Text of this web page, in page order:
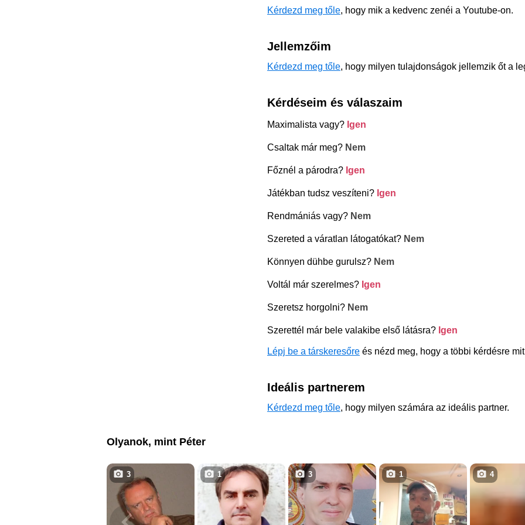
Kérdezd meg tőle, hogy mik a kedvenc zenéi a Youtube-on.
Jellemzőim
Kérdezd meg tőle, hogy milyen tulajdonságok jellemzik őt a
Kérdéseim és válaszaim
Maximalista vagy? Igen
Csaltak már meg? Nem
Főznél a párodra? Igen
Játékban tudsz veszíteni? Igen
Rendmániás vagy? Nem
Szereted a váratlan látogatókat? Nem
Könnyen dühbe gurulsz? Nem
Voltál már szerelmes? Igen
Szeretsz horgolni? Nem
Szerettél már bele valakibe első látásra? Igen
Lépj be a társkeresőre és nézd meg, hogy a többi kérdésre
Ideális partnerem
Kérdezd meg tőle, hogy milyen számára az ideális partner.
Olyanok, mint Péter
3 1 3 1 4